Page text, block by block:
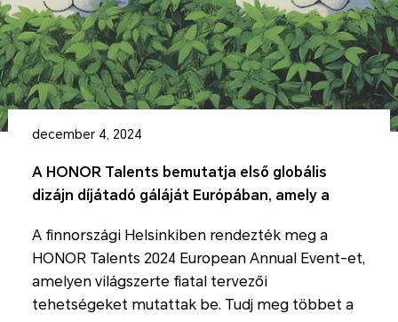
december 4, 2024
A HONOR Talents bemutatja első globális
dizájn díjátadó gáláját Európában, amely a
A finnországi Helsinkiben rendezték meg a
HONOR Talents 2024 European Annual Event-et,
amelyen világszerte fiatal tervezői
tehetségeket mutattak be. Tudj meg többet a